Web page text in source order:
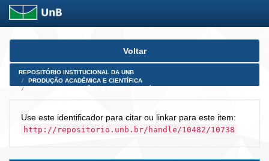
Skip
Voltar
REPOSITÓRIO INSTITUCIONAL DA UNB
PRODUÇÃO ACADÊMICA E CIENTÍFICA
Use este identificador para citar ou linkar para este item:
http://repositorio.unb.br/handle/10482/10738